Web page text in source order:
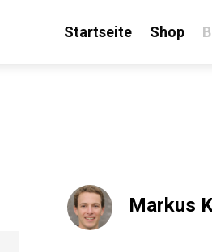
Startseite Shop
Markus